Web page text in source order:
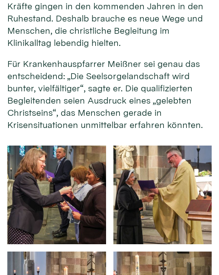
Kräfte gingen in den kommenden Jahren in den
Ruhestand. Deshalb brauche es neue Wege und
Menschen, die christliche Begleitung im
Klinikalltag lebendig hielten.
Für Krankenhauspfarrer Meißner sei genau das
entscheidend: „Die Seelsorgelandschaft wird
bunter, vielfältiger“, sagte er. Die qualifizierten
Begleitenden seien Ausdruck eines „gelebten
Christseins“, das Menschen gerade in
Krisensituationen unmittelbar erfahren könnten.